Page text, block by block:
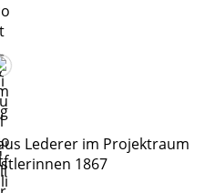
Lederer im Projektraum
1867